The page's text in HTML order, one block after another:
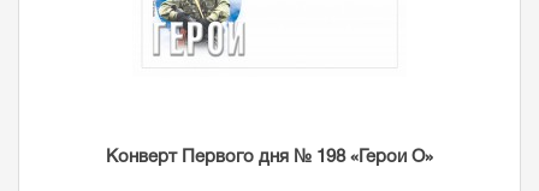
Конверт Первого дня № 198 «Герои О»